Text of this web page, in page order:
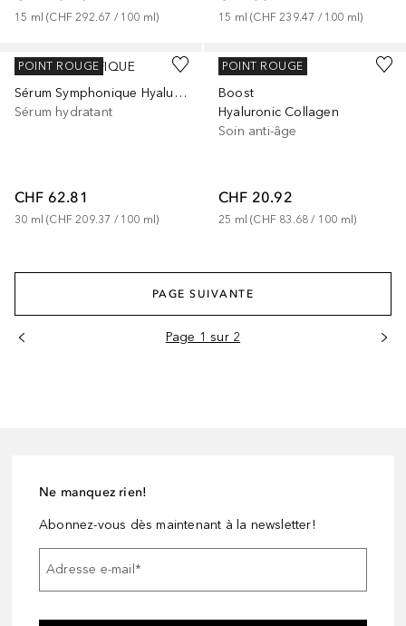
15 ml (CHF 292.67 / 100 ml) 15 ml (CHF 239.47 / 100 ml)
BEAUTÉ PACIFIQUE
Sérum Symphonique Hyaluronic
Sérum hydratant
CHF 62.81
30 ml (CHF 209.37 / 100 ml)
POINT ROUGE
MÁDARA
Boost
Hyaluronic Collagen
Soin anti-âge
CHF 20.92
25 ml (CHF 83.68 / 100 ml)
POINT ROUGE
PAGE SUIVANTE
Page 1 sur 2
Ne manquez rien!
Abonnez-vous dès maintenant à la newsletter!
Adresse e-mail *